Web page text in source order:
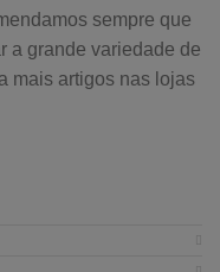
sempre que
a grande variedade de
mais artigos nas lojas